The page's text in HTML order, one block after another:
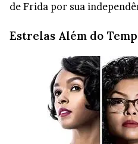
de Frida por sua
Estrelas Além do